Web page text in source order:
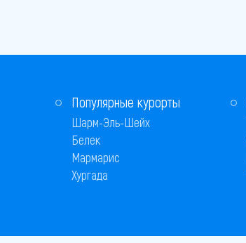
Популярные курорты
Шарм-Эль-Шейх
Белек
Мармарис
Хургада